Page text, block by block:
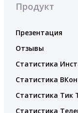
Продукт
Презентация
Отзывы
Статистика
Статистика
Статистика Тик
Статистика